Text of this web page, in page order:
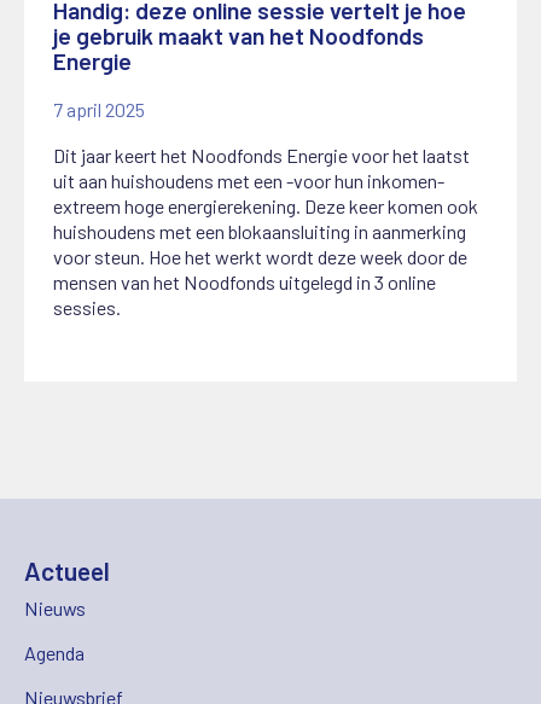
Handig: deze online sessie vertelt je hoe
je gebruik maakt van het Noodfonds
Energie
7 april 2025
Dit jaar keert het Noodfonds Energie voor het laatst
uit aan huishoudens met een -voor hun inkomen-
extreem hoge energierekening. Deze keer komen ook
huishoudens met een blokaansluiting in aanmerking
voor steun. Hoe het werkt wordt deze week door de
mensen van het Noodfonds uitgelegd in 3 online
sessies.
Actueel
Nieuws
Agenda
Nieuwsbrief